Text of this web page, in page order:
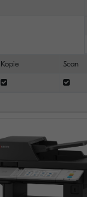
Kopie Scan